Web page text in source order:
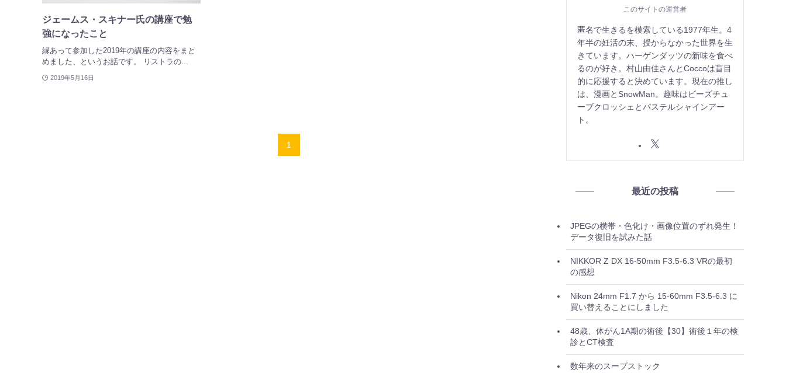
ジェームス・スキナー氏の講座で勉
強になったこと
縁あって参加した2019年の講座の内容をまと
めました、というお話です。 リストラの...
2019年5月16日
1
このサイトの運営者
匿名で生きるを模索している1977年生。4
年半の妊活の末、授からなかった世界を生
きています。ハーゲンダッツの新味を食べ
るのが好き。村山由佳さんとCoccoは盲目
的に応援すると決めています。現在の推し
は、漫画とSnowMan。趣味はビーズチュ
ーブクロッシェとパステルシャインアー
ト。
最近の投稿
JPEGの横帯・色化け・画像位置のずれ発生！
データ復旧を試みた話
NIKKOR Z DX 16-50mm F3.5-6.3 VRの最初
の感想
Nikon 24mm F1.7 から 15-60mm F3.5-6.3 に
買い替えることにしました
48歳、体がん1A期の術後【30】術後１年の検
診とCT検査
数年来のスープストック